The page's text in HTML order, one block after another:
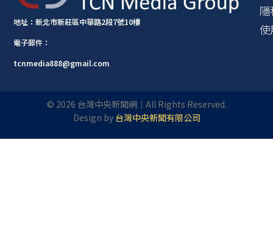
地址：新北市新莊區中華路2段7號10樓
電子郵件：
tcnmedia888@gmail.com
© 2026 台灣中央新聞網｜All Rights Reserved.
Design by 台灣中央新聞有限公司